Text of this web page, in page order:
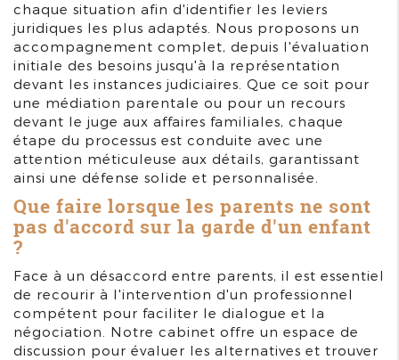
chaque situation afin d'identifier les leviers
juridiques les plus adaptés. Nous proposons un
accompagnement complet, depuis l'évaluation
initiale des besoins jusqu'à la représentation
devant les instances judiciaires. Que ce soit pour
une médiation parentale ou pour un recours
devant le juge aux affaires familiales, chaque
étape du processus est conduite avec une
attention méticuleuse aux détails, garantissant
ainsi une défense solide et personnalisée.
Que faire lorsque les parents ne sont
pas d'accord sur la garde d'un enfant
?
Face à un désaccord entre parents, il est essentiel
de recourir à l'intervention d'un professionnel
compétent pour faciliter le dialogue et la
négociation. Notre cabinet offre un espace de
discussion pour évaluer les alternatives et trouver